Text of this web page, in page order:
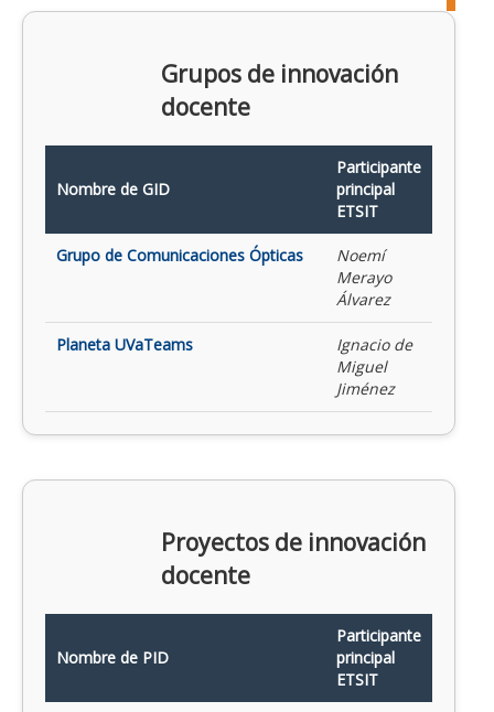
Grupos de innovación
docente
Nombre de GID
Participante
principal
ETSIT
Grupo de Comunicaciones Ópticas
Noemí
Merayo
Álvarez
Planeta UVaTeams
Ignacio de
Miguel
Jiménez
Proyectos de innovación
docente
Nombre de PID
Participante
principal
ETSIT